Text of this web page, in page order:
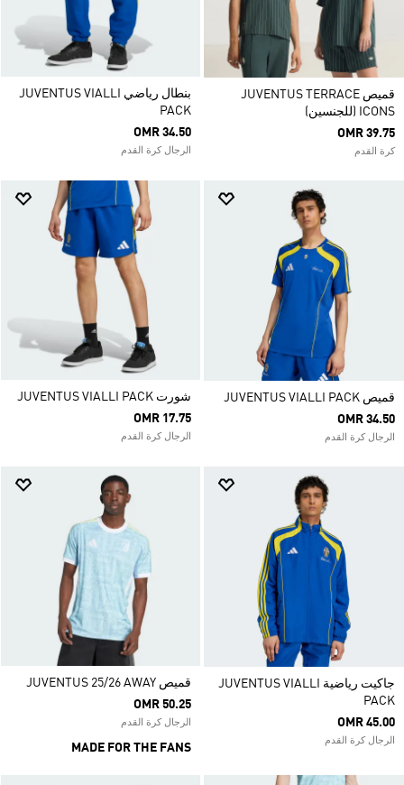
قميص JUVENTUS TERRACE
ICONS (للجنسين)
OMR 39.75
كرة القدم
بنطال رياضي JUVENTUS VIALLI
PACK
OMR 34.50
الرجال كرة القدم
قميص JUVENTUS VIALLI PACK
OMR 34.50
الرجال كرة القدم
شورت JUVENTUS VIALLI PACK
OMR 17.75
الرجال كرة القدم
جاكيت رياضية JUVENTUS VIALLI
PACK
OMR 45.00
الرجال كرة القدم
قميص JUVENTUS 25/26 AWAY
OMR 50.25
الرجال كرة القدم
MADE FOR THE FANS